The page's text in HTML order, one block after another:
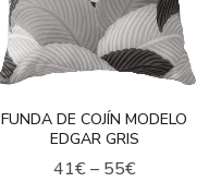
FUNDA DE COJÍN MODELO
EDGAR GRIS
41€– 55€